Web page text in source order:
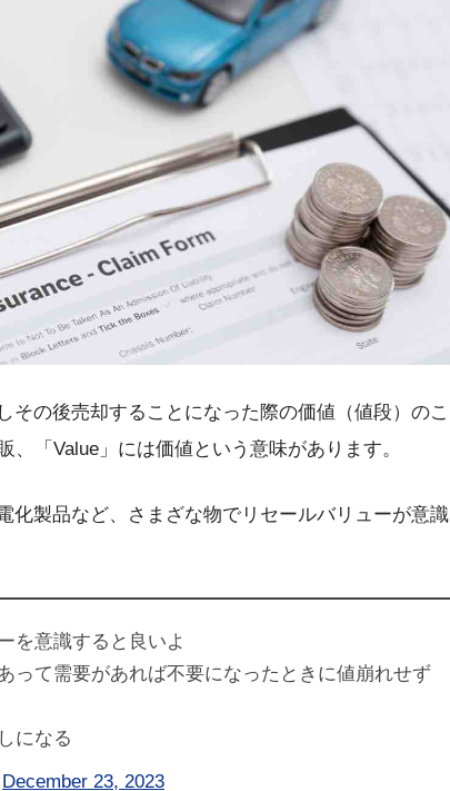
その後売却することになった際の価値（値段）のこ
、「Value」には価値という意味があります。
化製品など、さまざな物でリセールバリューが意識
を意識すると良いよ
って需要があれば不要になったときに値崩れせず
になる
December 23, 2023